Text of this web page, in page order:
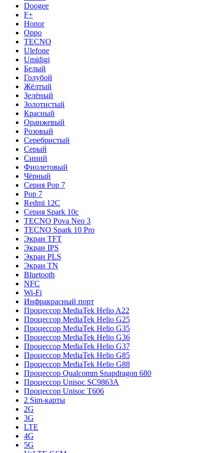
Doogee
F+
Honor
Oppo
TECNO
Ulefone
Umidigi
Белый
Голубой
Жёлтый
Зелёный
Золотистый
Красный
Оранжевый
Розовый
Серебристый
Серый
Синий
Фиолетовый
Чёрный
Серия Pop 7
Pop 7
Redmi 12C
Серия Spark 10c
TECNO Pova Neo 3
TECNO Spark 10 Pro
Экран TFT
Экран IPS
Экран PLS
Экран TN
Bluetooth
NFC
Wi-Fi
Инфракрасный порт
Процессор MediaTek Helio A22
Процессор MediaTek Helio G25
Процессор MediaTek Helio G35
Процессор MediaTek Helio G36
Процессор MediaTek Helio G37
Процессор MediaTek Helio G85
Процессор MediaTek Helio G88
Процессор Qualcomm Snapdragon 680
Процессор Unisoc SC9863A
Процессор Unisoc T606
2 Sim-карты
2G
3G
LTE
4G
5G